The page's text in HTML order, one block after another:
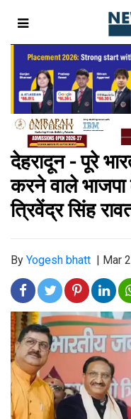
देहरादून - पूरे
करने वाले
त्रिवेंद्र सिंह
By Yogesh bhatt Mar